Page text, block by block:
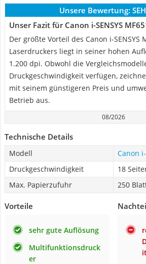
Unsere Bewertung:
Unser Fazit für Canon i-SENSYS
Der größte Vorteil des Canon i-SENSYS
Laserdruckers liegt in seiner hohen
1.200 dpi. Obwohl die
Druckgeschwindigkeit verfügen,
mit seinem günstigeren Preis und
Betrieb aus.
08/2026
Technische Details
Modell
Canon
Druckgeschwindigkeit
18
Max. Papierzufuhr
250
Vorteile
sehr gute Auflösung
Multifunktionsdruck
er